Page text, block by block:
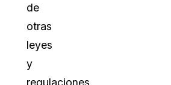
de
otras
leyes
y
regulaciones.